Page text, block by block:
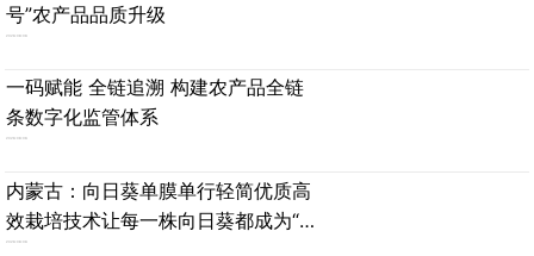
号”农产品品质升级
2026-08-06
一码赋能 全链追溯 构建农产品全链
条数字化监管体系
2026-08-06
内蒙古：向日葵单膜单行轻简优质高
效栽培技术让每一株向日葵都成为“精
品”
2026-08-06